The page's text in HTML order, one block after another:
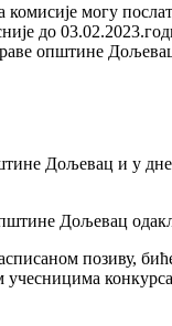
могу
до
општине
Дољевац и у
Дољевац
позиву,